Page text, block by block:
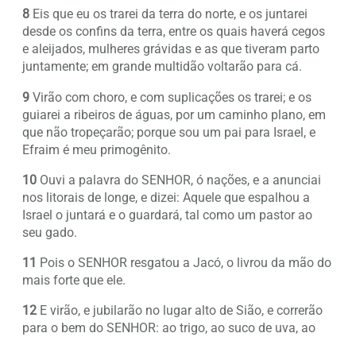
8 Eis que eu os trarei da terra do norte, e os juntarei
desde os confins da terra, entre os quais haverá cegos
e aleijados, mulheres grávidas e as que tiveram parto
juntamente; em grande multidão voltarão para cá.
9 Virão com choro, e com suplicações os trarei; e os
guiarei a ribeiros de águas, por um caminho plano, em
que não tropeçarão; porque sou um pai para Israel, e
Efraim é meu primogênito.
10 Ouvi a palavra do SENHOR, ó nações, e a anunciai
nos litorais de longe, e dizei: Aquele que espalhou a
Israel o juntará e o guardará, tal como um pastor ao
seu gado.
11 Pois o SENHOR resgatou a Jacó, o livrou da mão do
mais forte que ele.
12 E virão, e jubilarão no lugar alto de Sião, e correrão
para o bem do SENHOR: ao trigo, ao suco de uva, ao